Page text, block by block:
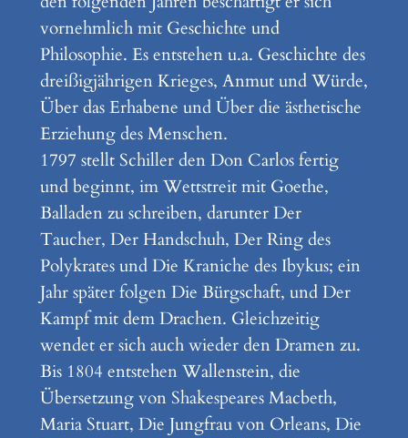
vornehmlich mit Geschichte und
Philosophie. Es entstehen u.a. Geschichte des
dreißigjährigen Krieges, Anmut und Würde,
Über das Erhabene und Über die ästhetische
Erziehung des Menschen.
1797 stellt Schiller den Don Carlos fertig
und beginnt, im Wettstreit mit Goethe,
Balladen zu schreiben, darunter Der
Taucher, Der Handschuh, Der Ring des
Polykrates und Die Kraniche des Ibykus; ein
Jahr später folgen Die Bürgschaft, und Der
Kampf mit dem Drachen. Gleichzeitig
wendet er sich auch wieder den Dramen zu.
Bis 1804 entstehen Wallenstein, die
Übersetzung von Shakespeares Macbeth,
Maria Stuart, Die Jungfrau von Orleans, Die